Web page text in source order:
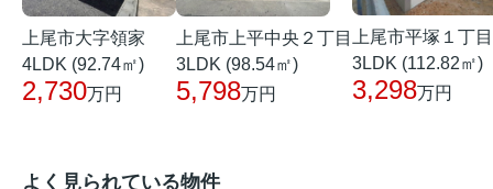
上尾市大字領家
4LDK (92.74㎡)
2,730万円
上尾市上平中央２丁目
3LDK (98.54㎡)
5,798万円
上尾市平塚１丁目
3LDK (112.82㎡)
3,298万円
よく見られている物件